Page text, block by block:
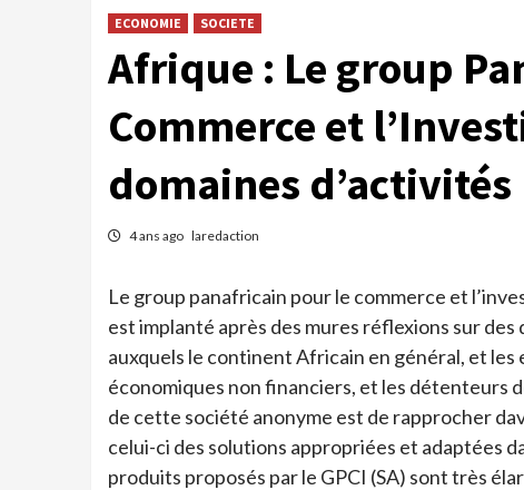
ECONOMIE SOCIETE
Afrique : Le group
Commerce et
domaines d’activités
4 ans ago laredaction
Le group panafricain pour le commerce et
est implanté après des mures réflexions sur
auxquels le continent Africain en général, et
économiques non financiers, et les détenteurs
de cette société anonyme est de rapprocher
celui-ci des solutions appropriées et adaptées
produits proposés par le GPCI (SA) sont très